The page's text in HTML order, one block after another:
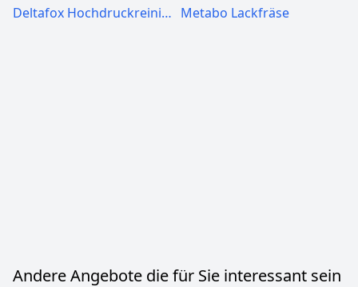
Deltafox Hochdruckreiniger Metabo Lackfräse
Andere Angebote die für Sie interessant sein